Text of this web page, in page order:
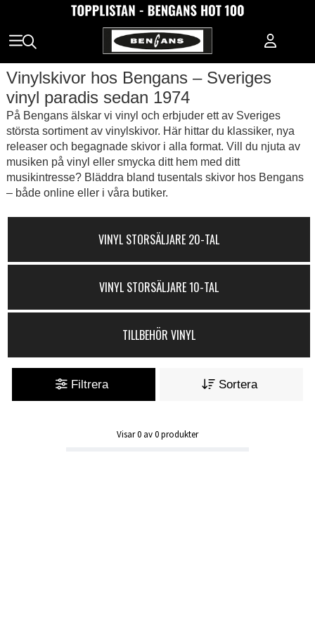
Vinylskivor hos Bengans – Sveriges
vinyl paradis sedan 1974
På Bengans älskar vi vinyl och erbjuder ett av Sveriges
största sortiment av vinylskivor. Här hittar du klassiker, nya
releaser och begagnade skivor i alla format. Vill du njuta av
musiken på vinyl eller smycka ditt hem med ditt
musikintresse? Bläddra bland tusentals skivor hos Bengans
– både online eller i våra butiker.
VINYL STORSÄLJARE 20-TAL
VINYL STORSÄLJARE 10-TAL
TILLBEHÖR VINYL
Filtrera Sortera
Visar0 av0produkter